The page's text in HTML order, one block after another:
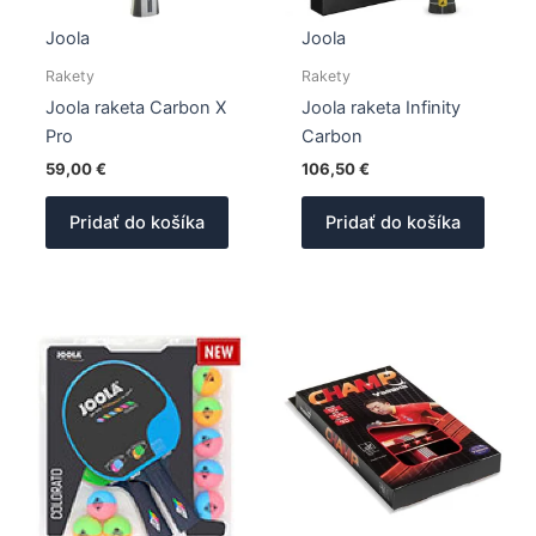
Joola
Rakety
Joola raketa Carbon X
Pro
59,00€
Pridať do košíka
Joola
Rakety
Joola raketa Infinity
Carbon
106,50€
Pridať do košíka